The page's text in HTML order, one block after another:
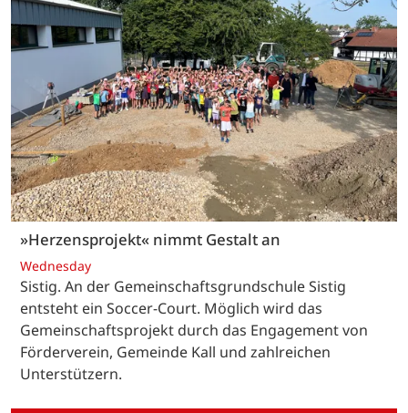
»Herzensprojekt« nimmt Gestalt an
Wednesday
Sistig. An der Gemeinschaftsgrundschule Sistig
entsteht ein Soccer-Court. Möglich wird das
Gemeinschaftsprojekt durch das Engagement von
Förderverein, Gemeinde Kall und zahlreichen
Unterstützern.